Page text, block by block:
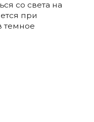
со света на
при
темное